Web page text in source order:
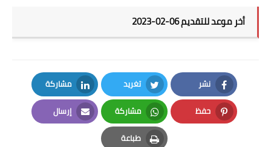
أخر موعد للتقديم 06-02-2023
نشر
Facebook
تغريد
Twitter
مشاركة
LinkedIn
حفظ
Pinterest
مشاركة
Whatsapp
إرسال
Email
طباعة